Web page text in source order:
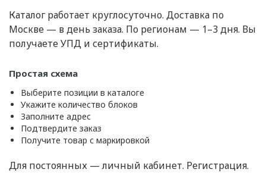
Каталог работает круглосуточно. Доставка по
Москве — в день заказа. По регионам — 1–3 дня. Вы
получаете УПД и сертификаты.
Простая схема
Выберите позиции в каталоге
Укажите количество блоков
Заполните адрес
Подтвердите заказ
Получите товар с маркировкой
Для постоянных — личный кабинет. Регистрация.